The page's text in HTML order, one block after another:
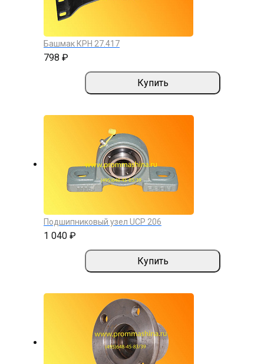
Башмак КРН 27.417
798 ₽
Купить
Подшипниковый узел UCP 206
1 040 ₽
Купить